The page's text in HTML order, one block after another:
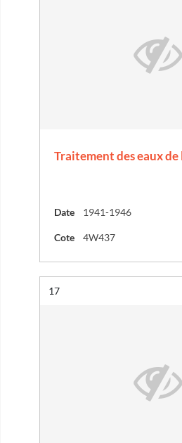
Traitement des eaux de
Date 1941-1946
Cote 4W437
Résultat n°
17